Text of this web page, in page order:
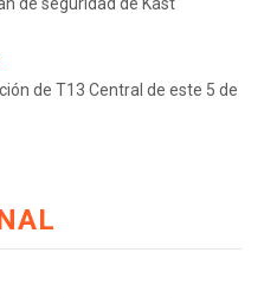
de T13 Central de este 5 de